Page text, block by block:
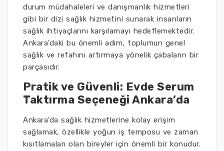
durum müdahaleleri ve danışmanlık hizmetleri
gibi bir dizi sağlık hizmetini sunarak insanların
sağlık ihtiyaçlarını karşılamayı hedeflemektedir.
Ankara'daki bu önemli adım, toplumun genel
sağlık ve refahını artırmaya yönelik çabaların bir
parçasıdır.
Pratik ve Güvenli: Evde Serum
Taktırma Seçeneği Ankara’da
Ankara'da sağlık hizmetlerine kolay erişim
sağlamak, özellikle yoğun iş temposu ve zaman
kısıtlamaları olan bireyler için önemli bir konudur.